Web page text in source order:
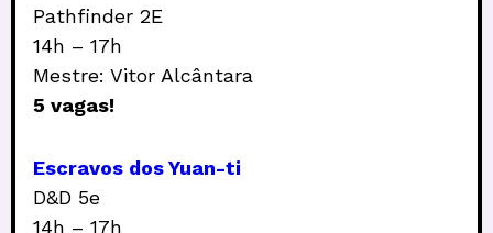
Pathfinder 2E
14h – 17h
Mestre: Vitor Alcântara
5 vagas!
Escravos dos Yuan-ti
D&D 5e
14h – 17h